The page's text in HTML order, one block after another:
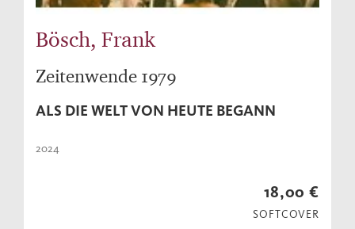
Bösch, Frank
Zeitenwende 1979
ALS DIE WELT VON HEUTE BEGANN
2024
18,00 €
SOFTCOVER